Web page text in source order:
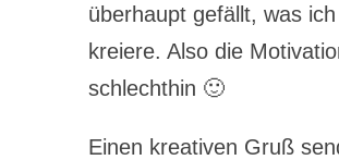
überhaupt gefällt, was
kreiere. Also die
schlechthin 🙂
Einen kreativen Gruß